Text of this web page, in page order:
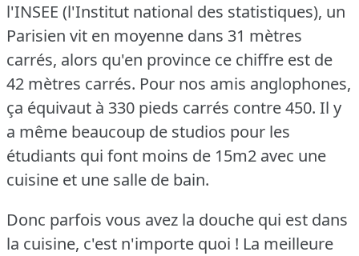
l'INSEE (l'Institut national des statistiques), un
Parisien vit en moyenne dans 31 mètres
carrés, alors qu'en province ce chiffre est de
42 mètres carrés. Pour nos amis anglophones,
ça équivaut à 330 pieds carrés contre 450. Il y
a même beaucoup de studios pour les
étudiants qui font moins de 15m2 avec une
cuisine et une salle de bain.
Donc parfois vous avez la douche qui est dans
la cuisine, c'est n'importe quoi ! La meilleure